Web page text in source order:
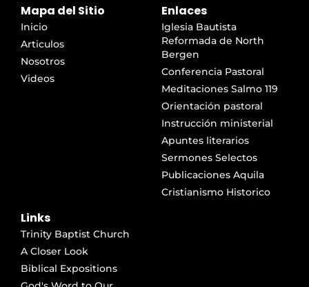
Mapa del Sitio
Inicio
Articulos
Nosotros
Videos
Enlaces
Iglesia Bautista
Reformada de North
Bergen
Conferencia Pastoral
Meditaciones Salmo 119
Orientación pastoral
Instrucción ministerial
Apuntes literarios
Sermones Selectos
Publicaciones Aquila
Cristianismo Historico
Links
Trinity Baptist Church
A Closer Look
Biblical Expositions